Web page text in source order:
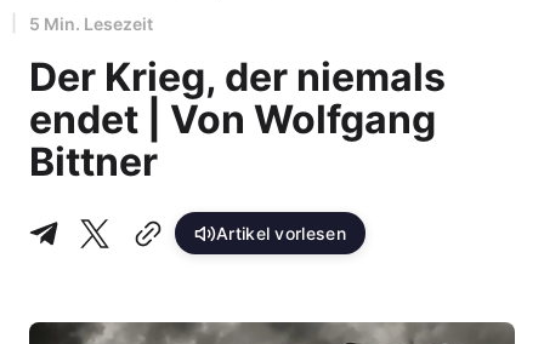
5 Min. Lesezeit
Der Krieg, der niemals
endet | Von Wolfgang
Bittner
Artikel vorlesen